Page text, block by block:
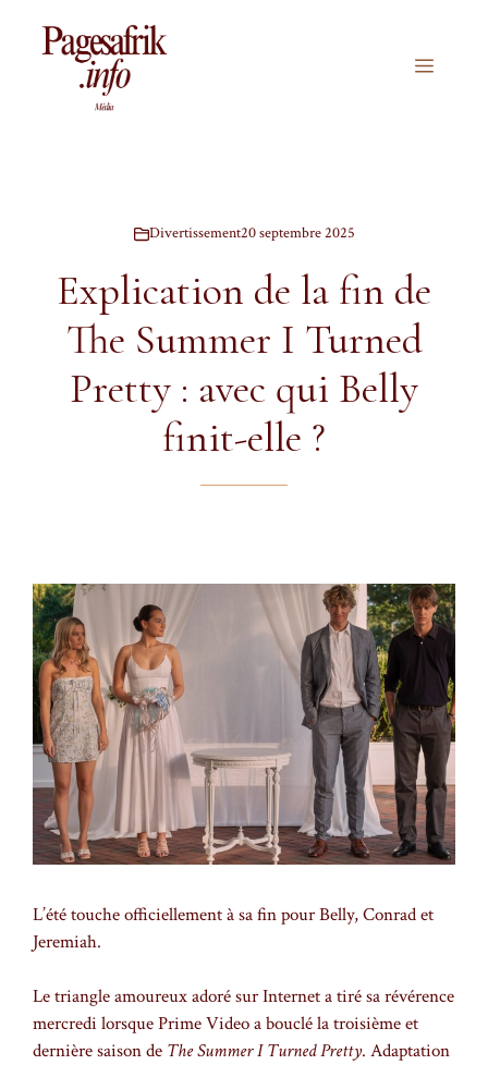
Menu
Divertissement20 septembre 2025
Explication de la fin de
The Summer I Turned
Pretty : avec qui Belly
finit-elle ?
L’été touche officiellement à sa fin pour Belly, Conrad et
Jeremiah.
Le triangle amoureux adoré sur Internet a tiré sa révérence
mercredi lorsque Prime Video a bouclé la troisième et
dernière saison de The Summer I Turned Pretty. Adaptation